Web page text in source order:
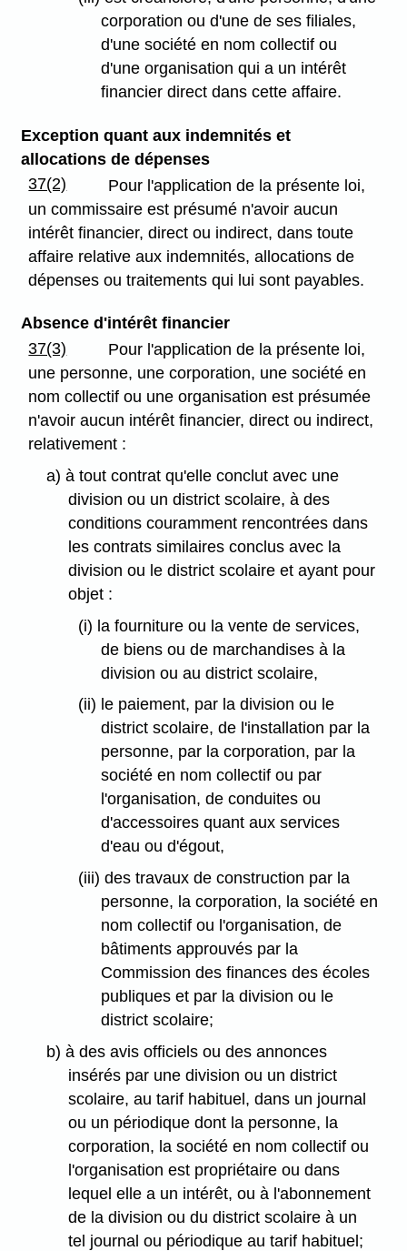
corporation ou d'une de ses filiales,
d'une société en nom collectif ou
d'une organisation qui a un intérêt
financier direct dans cette affaire.
Exception quant aux indemnités et
allocations de dépenses
37(2)
Pour l'application de la présente loi,
un commissaire est présumé n'avoir aucun
intérêt financier, direct ou indirect, dans toute
affaire relative aux indemnités, allocations de
dépenses ou traitements qui lui sont payables.
Absence d'intérêt financier
37(3)
Pour l'application de la présente loi,
une personne, une corporation, une société en
nom collectif ou une organisation est présumée
n'avoir aucun intérêt financier, direct ou indirect,
relativement :
a) à tout contrat qu'elle conclut avec une
division ou un district scolaire, à des
conditions couramment rencontrées dans
les contrats similaires conclus avec la
division ou le district scolaire et ayant pour
objet :
(i) la fourniture ou la vente de services,
de biens ou de marchandises à la
division ou au district scolaire,
(ii) le paiement, par la division ou le
district scolaire, de l'installation par la
personne, par la corporation, par la
société en nom collectif ou par
l'organisation, de conduites ou
d'accessoires quant aux services
d'eau ou d'égout,
(iii) des travaux de construction par la
personne, la corporation, la société en
nom collectif ou l'organisation, de
bâtiments approuvés par la
Commission des finances des écoles
publiques et par la division ou le
district scolaire;
b) à des avis officiels ou des annonces
insérés par une division ou un district
scolaire, au tarif habituel, dans un journal
ou un périodique dont la personne, la
corporation, la société en nom collectif ou
l'organisation est propriétaire ou dans
lequel elle a un intérêt, ou à l'abonnement
de la division ou du district scolaire à un
tel journal ou périodique au tarif habituel;